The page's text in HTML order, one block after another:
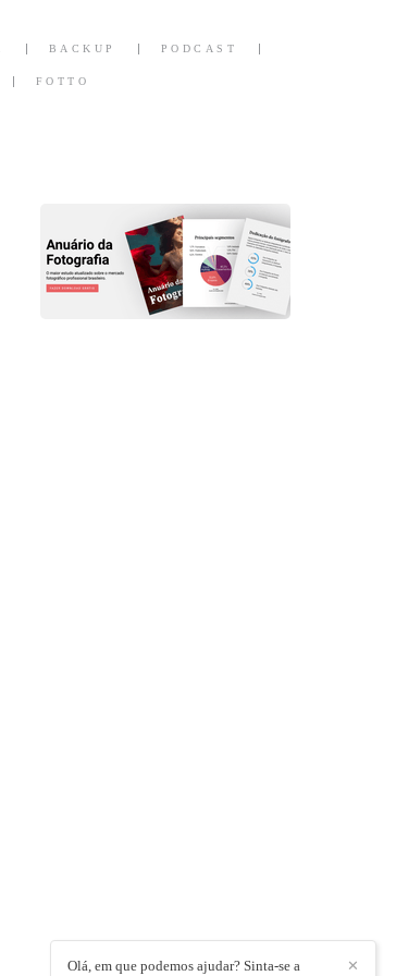
BACKUP PODCAST
FOTTO
✕
Olá, em que podemos ajudar? Sinta-se a